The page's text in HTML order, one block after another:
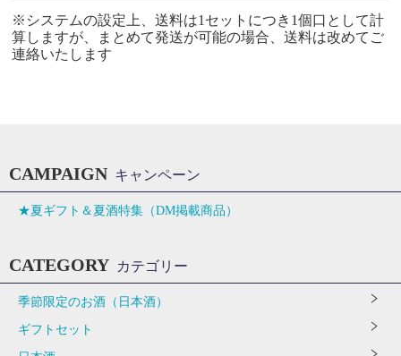
※システムの設定上、送料は1セットにつき1個口として計
算しますが、まとめて発送が可能の場合、送料は改めてご
連絡いたします
CAMPAIGN キャンペーン
★夏ギフト＆夏酒特集（DM掲載商品）
CATEGORY カテゴリー
季節限定のお酒（日本酒）
ギフトセット